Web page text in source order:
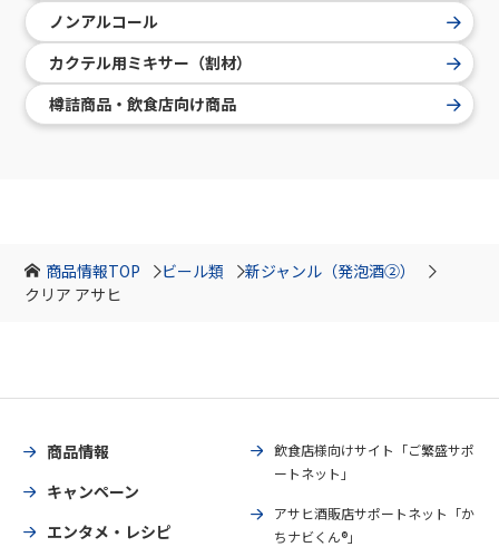
商品情報TOP ビール類
新ジャンル（発泡酒②）
クリア アサヒ
ノンアルコール
カクテル用ミキサー（割材）
樽詰商品・飲食店向け商品
商品情報
キャンペーン
エンタメ・レシピ
飲食店様向けサイト「ご繁盛サポ
ートネット」
アサヒ酒販店サポートネット「か
ちナビくん®」